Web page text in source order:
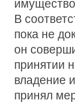
В
пока не
он
принятии
владение
принял